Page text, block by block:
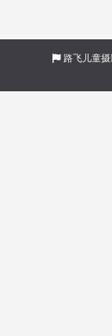
路飞儿童摄